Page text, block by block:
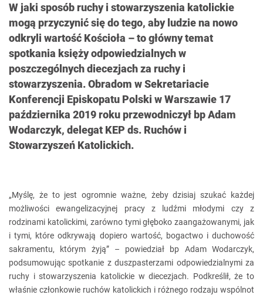
W jaki sposób ruchy i stowarzyszenia katolickie
mogą przyczynić się do tego, aby ludzie na nowo
odkryli wartość Kościoła – to główny temat
spotkania księży odpowiedzialnych w
poszczególnych diecezjach za ruchy i
stowarzyszenia. Obradom w Sekretariacie
Konferencji Episkopatu Polski w Warszawie 17
października 2019 roku przewodniczył bp Adam
Wodarczyk, delegat KEP ds. Ruchów i
Stowarzyszeń Katolickich.
„Myślę, że to jest ogromnie ważne, żeby dzisiaj szukać każdej
możliwości ewangelizacyjnej pracy z ludźmi młodymi czy z
rodzinami katolickimi, zarówno tymi głęboko zaangażowanymi, jak
i tymi, które odkrywają dopiero wartość, bogactwo i duchowość
sakramentu, którym żyją” – powiedział bp Adam Wodarczyk,
podsumowując spotkanie z duszpasterzami odpowiedzialnymi za
ruchy i stowarzyszenia katolickie w diecezjach. Podkreślił, że to
właśnie członkowie ruchów katolickich i różnego rodzaju wspólnot